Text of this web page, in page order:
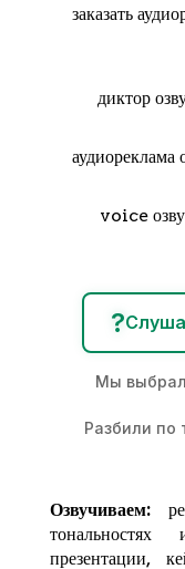
заказать
диктор
voice
?
Мы
Разбили по
Озвучиваем:
презентации,